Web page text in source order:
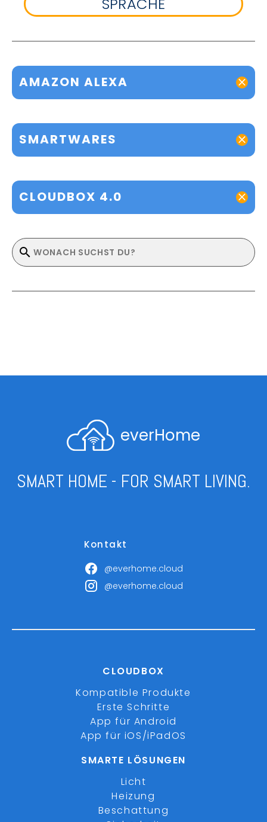
AMAZON ALEXA
SMARTWARES
CLOUDBOX 4.0
everHome
SMART HOME - FOR SMART LIVING.
Kontakt
@everhome.cloud
@everhome.cloud
CLOUDBOX
Kompatible Produkte
Erste Schritte
App für Android
App für iOS/iPadOS
SMARTE LÖSUNGEN
Licht
Heizung
Beschattung